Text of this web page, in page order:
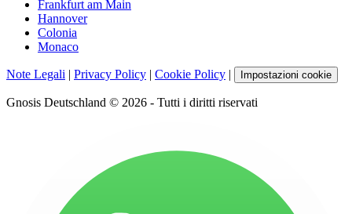
Frankfurt am Main
Hannover
Colonia
Monaco
Note Legali | Privacy Policy | Cookie Policy | Impostazioni cookie
Gnosis Deutschland © 2026 - Tutti i diritti riservati